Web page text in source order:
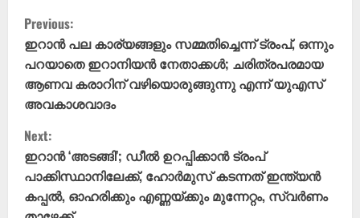
C
o
n
t
i
n
Previous:
ഇറാൻ പല കാര്യങ്ങളും സമ്മതിച്ചെന്ന് ട്രംപ്, ഒന്നും
പറയാതെ ഇറാനിയൻ നേതാക്കൾ; ചരിത്രപരമായ
ആണവ കരാറിന് വഴിയൊരുങ്ങുന്നു എന്ന് യുഎസ്
അവകാശവാദം
Next:
ഇറാൻ ‘അടങ്ങി’; ഡീൽ ഉറപ്പിക്കാൻ ട്രംപ്
പാക്കിസ്ഥാനിലേക്ക്, ഹോർമുസ് കടന്നത് ഇന്ത്യൻ
കപ്പൽ, ഓഹരിക്കും എണ്ണയ്ക്കും മുന്നേറ്റം, സ്വർണം